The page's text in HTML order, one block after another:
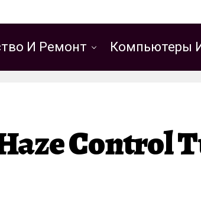
И Ремонт Компьютеры
Control